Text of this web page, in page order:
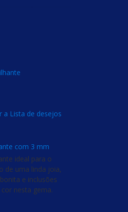
a Lista de desejos
com 3 mm
ideal para o
de uma linda joia,
e inclusões
nesta gema.